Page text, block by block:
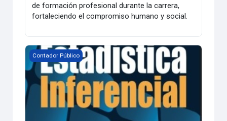
de formación profesional durante la carrera,
fortaleciendo el compromiso humano y social.
Estadística Administrativa II
Contador Público